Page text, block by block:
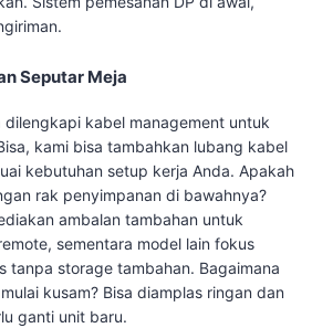
Seputar Meja
dilengkapi kabel management untuk
kami bisa tambahkan lubang kabel
kebutuhan setup kerja Anda. Apakah
rak penyimpanan di bawahnya?
ambalan tambahan untuk
sementara model lain fokus
tanpa storage tambahan. Bagaimana
kusam? Bisa diamplas ringan dan
ganti unit baru.